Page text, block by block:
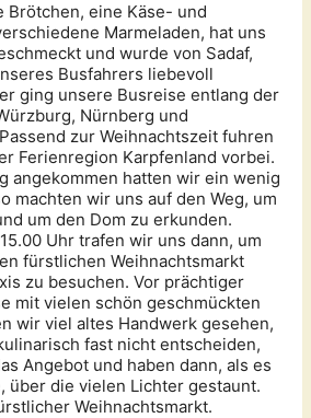
Brötchen, eine Käse- und
Marmeladen, hat uns
und wurde von Sadaf,
Busfahrers liebevoll
ging unsere Busreise entlang der
Nürnberg und
zur Weihnachtszeit fuhren
Ferienregion Karpfenland vorbei.
angekommen hatten wir ein wenig
machten wir uns auf den Weg, um
um den Dom zu erkunden.
Uhr trafen wir uns dann, um
fürstlichen Weihnachtsmarkt
zu besuchen. Vor prächtiger
mit vielen schön geschmückten
wir viel altes Handwerk gesehen,
fast nicht entscheiden,
Angebot und haben dann, als es
über die vielen Lichter gestaunt.
Weihnachtsmarkt.